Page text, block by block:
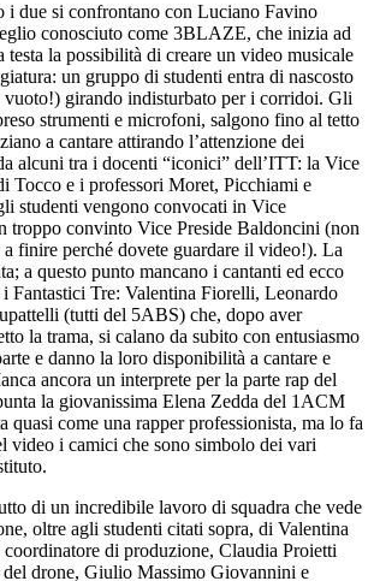
i due si confrontano con Luciano Favino
conosciuto come 3BLAZE, che inizia ad
testa la possibilità di creare un video musicale
un gruppo di studenti entra di nascosto
vuoto!) girando indisturbato per i corridoi. Gli
strumenti e microfoni, salgono fino al tetto
a cantare attirando l’attenzione dei
alcuni tra i docenti “iconici” dell’ITT: la Vice
Tocco e i professori Moret, Picchiami e
studenti vengono convocati in Vice
troppo convinto Vice Preside Baldoncini (non
finire perché dovete guardare il video!). La
a questo punto mancano i cantanti ed ecco
i Fantastici Tre: Valentina Fiorelli, Leonardo
(tutti del 5ABS) che, dopo aver
la trama, si calano da subito con entusiasmo
e danno la loro disponibilità a cantare e
ancora un interprete per la parte rap del
la giovanissima Elena Zedda del 1ACM
quasi come una rapper professionista, ma lo fa
video i camici che sono simbolo dei vari
di un incredibile lavoro di squadra che vede
oltre agli studenti citati sopra, di Valentina
di produzione, Claudia Proietti
drone, Giulio Massimo Giovannini e